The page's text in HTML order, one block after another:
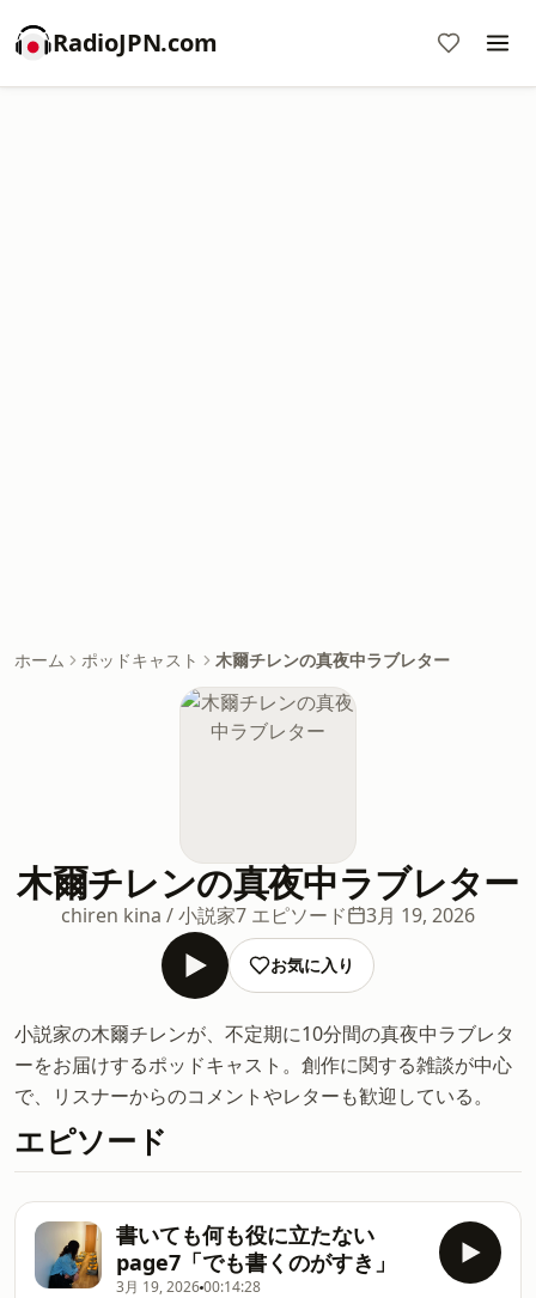
RadioJPN.com
ホーム ポッドキャスト 木爾チレンの真夜中ラブレター
木爾チレンの真夜中ラブレター
chiren kina / 小説家7 エピソード 3月 19, 2026
お気に入り
小説家の木爾チレンが、不定期に10分間の真夜中ラブレタ
ーをお届けするポッドキャスト。創作に関する雑談が中心
で、リスナーからのコメントやレターも歓迎している。
エピソード
書いても何も役に立たない
page7「でも書くのがすき」
3月 19, 202600:14:28